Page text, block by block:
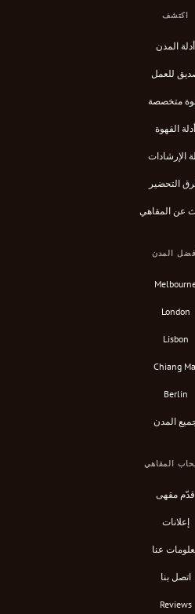
اكتشف
أدلة المدن
للعمل
متخصصة
أدلة القهوة
الإرشادات
التحضير
عن المقاهي
المدن
London
Lisbon
Chiang
Berlin
المدن
المقاهي
قدّم مقهى
إعلانات
عنا
اتصل بنا
Reviews